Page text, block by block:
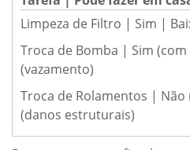
Limpeza de Filtro | Sim |
Troca de Bomba | Sim
(vazamento)
Troca de Rolamentos |
(danos estruturais)